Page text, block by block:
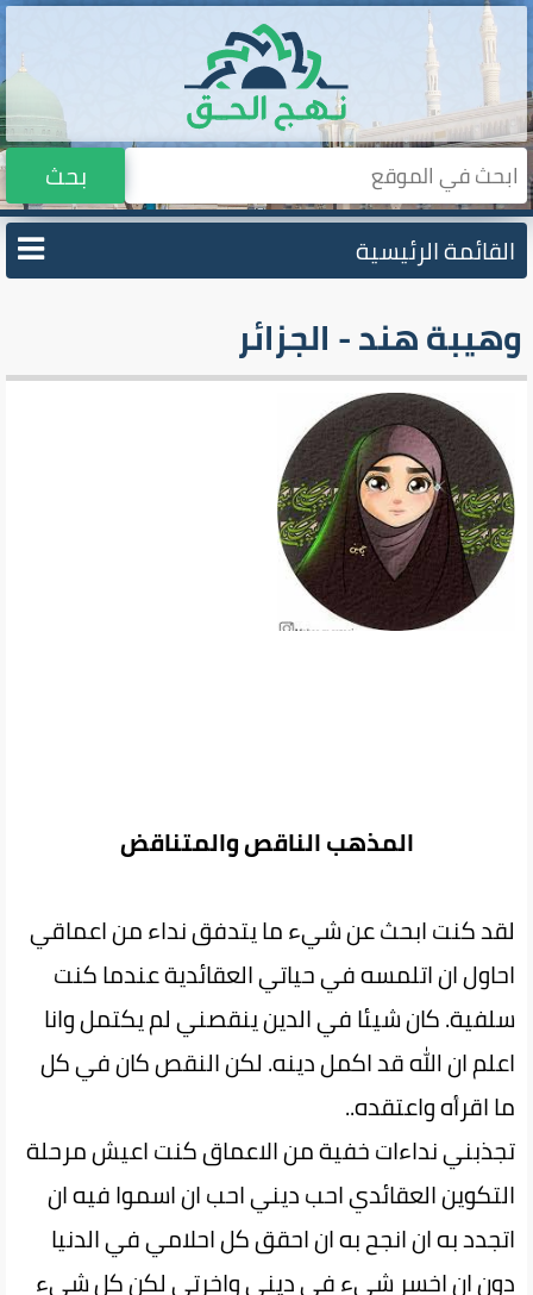
بحث
القائمة الرئيسية
وهيبة هند - الجزائر
المذهب الناقص والمتناقض
لقد كنت ابحث عن شيء ما يتدفق نداء من اعماقي
احاول ان اتلمسه في حياتي العقائدية عندما كنت
سلفية. كان شيئا في الدين ينقصني لم يكتمل وانا
اعلم ان الله قد اكمل دينه. لكن النقص كان في كل
ما اقرأه واعتقده..
تجذبني نداءات خفية من الاعماق كنت اعيش مرحلة
التكوين العقائدي احب ديني احب ان اسموا فيه ان
اتجدد به ان انجح به ان احقق كل احلامي في الدنيا
دون ان اخسر شيء في ديني واخرتي لكن كل شيء